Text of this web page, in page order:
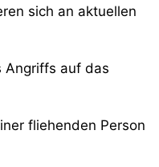
sich an aktuellen
Angriffs auf das
fliehenden Person